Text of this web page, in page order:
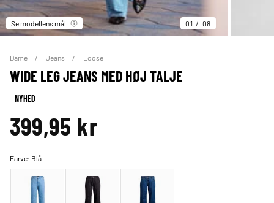
Se modellens mål 01 08
Dame Jeans Loose
WIDE LEG JEANS MED HØJ TALJE
NYHED
399,95 kr
Farve: Blå